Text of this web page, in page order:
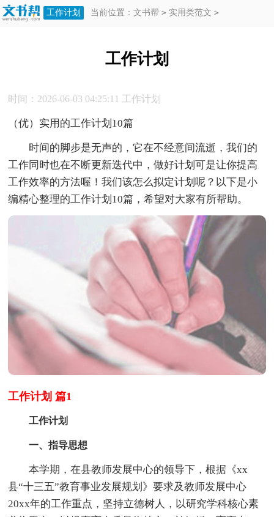
工作计划 当前位置： 文书帮 > 实用类范文 >
工作计划
时间：2026-06-03 04:25:11 工作计划
（优）实用的工作计划10篇
时间的脚步是无声的，它在不经意间流逝，我们的
工作同时也在不断更新迭代中，做好计划可是让你提高
工作效率的方法喔！我们该怎么拟定计划呢？以下是小
编精心整理的工作计划10篇，希望对大家有所帮助。
工作计划 篇1
工作计划
一、指导思想
本学期，在县教师发展中心的领导下，根据《xx
县“十三五”教育事业发展规划》要求及教师发展中心
20xx年的工作重点，坚持立德树人，以研究学科核心素